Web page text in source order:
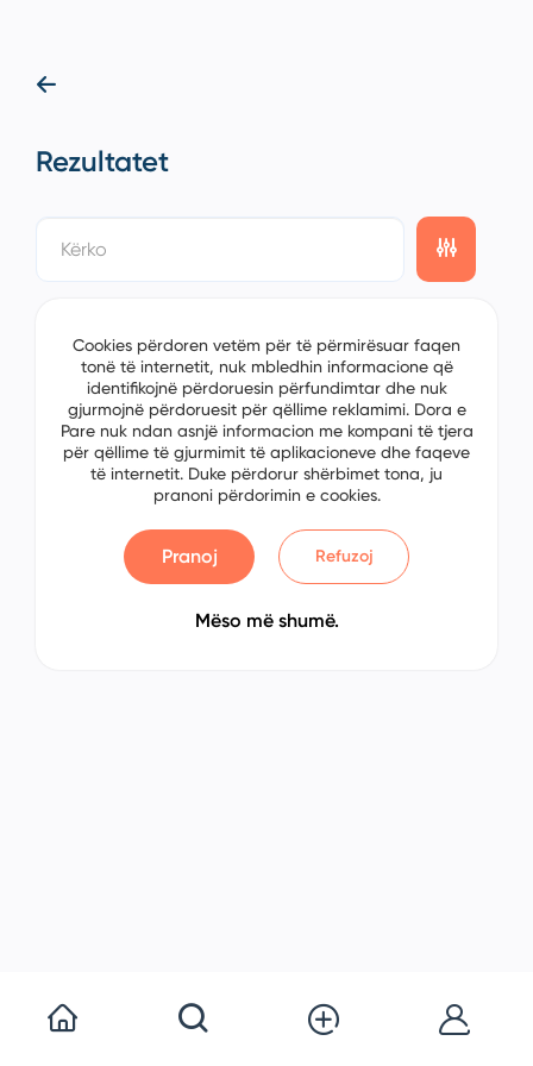
Rezultatet
Cookies përdoren vetëm për të përmirësuar faqen
tonë të internetit, nuk mbledhin informacione që
identifikojnë përdoruesin përfundimtar dhe nuk
gjurmojnë përdoruesit për qëllime reklamimi. Dora e
Pare nuk ndan asnjë informacion me kompani të tjera
për qëllime të gjurmimit të aplikacioneve dhe faqeve
të internetit. Duke përdorur shërbimet tona, ju
pranoni përdorimin e cookies.
Pranoj Refuzoj
Mëso më shumë.